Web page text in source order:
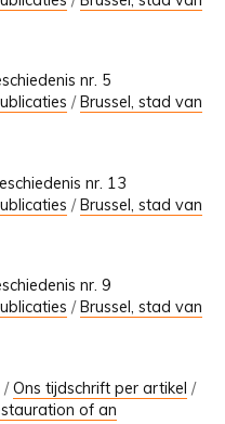
nr. 5
/ Brussel, stad van
nr. 13
/Brussel, stad van
nr. 9
/Brussel, stad van
/Ons tijdschrift per artikel /
of an